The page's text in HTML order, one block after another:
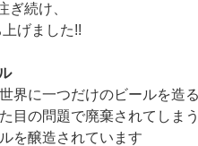
ぎ続け、
げました!!
界に一つだけのビールを造る
目の問題で廃棄されてしま
を醸造されています